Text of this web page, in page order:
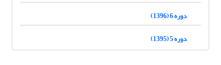
دوره 6 (1396)
دوره 5 (1395)